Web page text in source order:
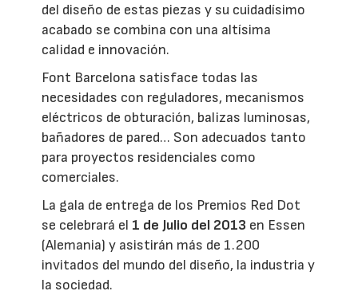
del diseño de estas piezas y su cuidadísimo
acabado se combina con una altísima
calidad e innovación.
Font Barcelona satisface todas las
necesidades con reguladores, mecanismos
eléctricos de obturación, balizas luminosas,
bañadores de pared… Son adecuados tanto
para proyectos residenciales como
comerciales.
La gala de entrega de los Premios Red Dot
se celebrará el 1 de Julio del 2013 en Essen
(Alemania) y asistirán más de 1.200
invitados del mundo del diseño, la industria y
la sociedad.